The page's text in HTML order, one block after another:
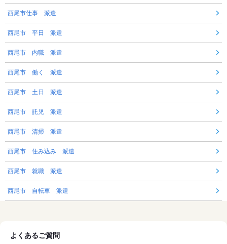
西尾市仕事 派遣
西尾市 平日 派遣
西尾市 内職 派遣
西尾市 働く 派遣
西尾市 土日 派遣
西尾市 託児 派遣
西尾市 清掃 派遣
西尾市 住み込み 派遣
西尾市 就職 派遣
西尾市 自転車 派遣
よくあるご質問